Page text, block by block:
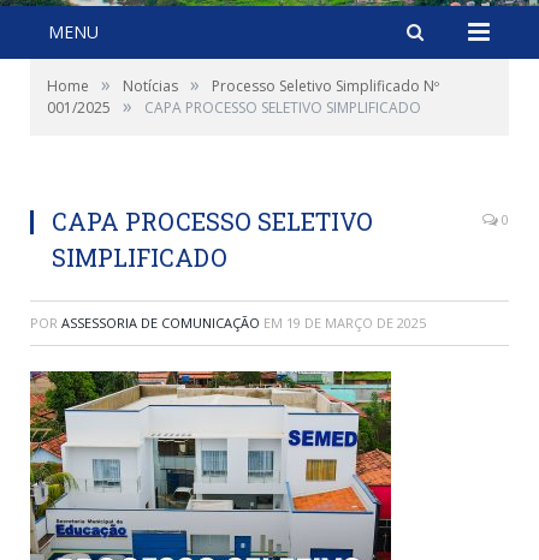
MENU
Home » Notícias »
Processo Seletivo Simplificado Nº
001/2025
» CAPA PROCESSO SELETIVO SIMPLIFICADO
CAPA PROCESSO SELETIVO
SIMPLIFICADO
0
POR ASSESSORIA DE COMUNICAÇÃO EM 19 DE MARÇO DE 2025